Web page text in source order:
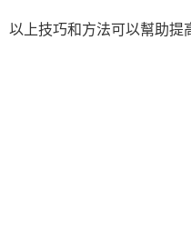
以上技巧和方法可以幫助提